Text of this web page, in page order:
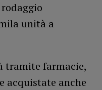
unità a
tramite farmacie,
acquistate anche